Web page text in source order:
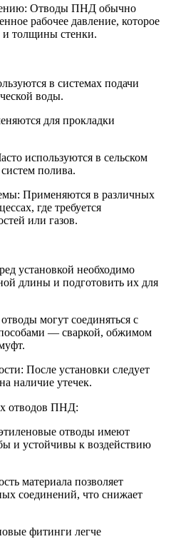
Отводы ПНД обычно
рабочее давление, которое
и толщины стенки.
в системах подачи
воды.
для прокладки
используются в сельском
систем полива.
Применяются в различных
где требуется
или газов.
установкой необходимо
длины и подготовить их для
могут соединяться с
— сваркой, обжимом
После установки следует
наличие утечек.
отводов ПНД:
отводы имеют
и устойчивы к воздействию
материала позволяет
соединений, что снижает
фитинги легче